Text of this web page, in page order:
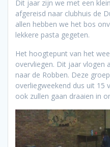
Dit jaar zijn we met een
afgereisd naar clubhuis de
allen hebben we het bos
lekkere pasta gegeten.
Het hoogtepunt van het
overvliegen. Dit jaar vlogen
naar de Robben. Deze
overliegweekend dus uit 15
ook zullen gaan draaien in